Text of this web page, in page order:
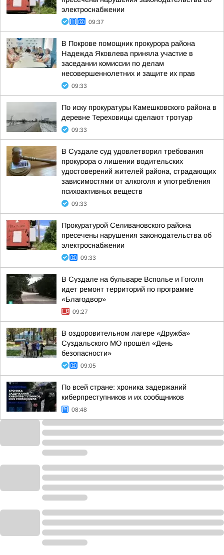
электроснабжении
09:37
В Покрове помощник прокурора района
Надежда Яковлева приняла участие в
заседании комиссии по делам
несовершеннолетних и защите их прав
09:33
По иску прокуратуры Камешковского района в
деревне Тереховицы сделают тротуар
09:33
В Суздале суд удовлетворил требования
прокурора о лишении водительских
удостоверений жителей района, страдающих
зависимостями от алкоголя и употребления
психоактивных веществ
09:33
Прокуратурой Селивановского района
пресечены нарушения законодательства об
электроснабжении
09:33
В Суздале на бульваре Всполье и Гоголя
идет ремонт территорий по программе
«Благодвор»
09:27
В оздоровительном лагере «Дружба»
Суздальского МО прошёл «День
безопасности»
09:05
По всей стране: хроника задержаний
киберпреступников и их сообщников
08:48